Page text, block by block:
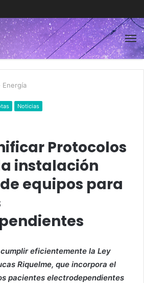
Energía
Noticias
Protocolos
instalación
equipos para
eficientemente la Ley
Riquelme, que incorpora el
pacientes electrodependientes